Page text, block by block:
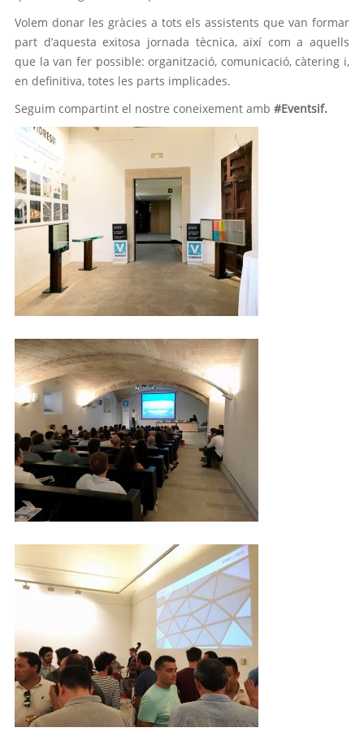
Volem donar les gràcies a tots els assistents que van formar
part d’aquesta exitosa jornada tècnica, així com a aquells
que la van fer possible: organització, comunicació, càtering i,
en definitiva, totes les parts implicades.
Seguim compartint el nostre coneixement amb #Eventsif.